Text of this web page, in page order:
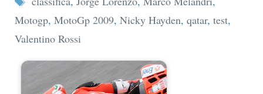
Motogp, MotoGp 2009, Nicky Hayden, qatar, test,
Valentino Rossi